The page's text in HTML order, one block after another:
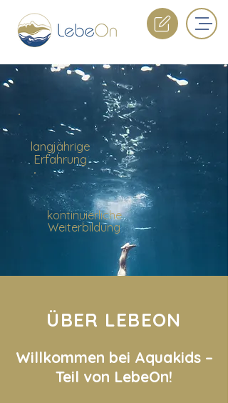
langjährige
Erfahrung
kontinuierliche
Weiterbildung
ÜBER LEBEON
Willkommen bei Aquakids –
Teil von LebeOn!